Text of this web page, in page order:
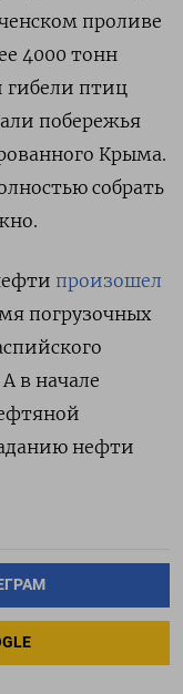
проливе
4000 тонн
гибели птиц
побережья
Крыма.
собрать
произошел
погрузочных
в начале
нефти